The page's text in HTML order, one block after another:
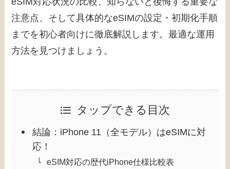
注意点、そして具体的なeSIMの設定・初期化手順
までを初心者向けに徹底解説します。最適な運用
方法を見つけましょう。
タップできる目次
結論：iPhone 11（全モデル）はeSIMに対
応！
eSIM対応の歴代iPhone仕様比較表